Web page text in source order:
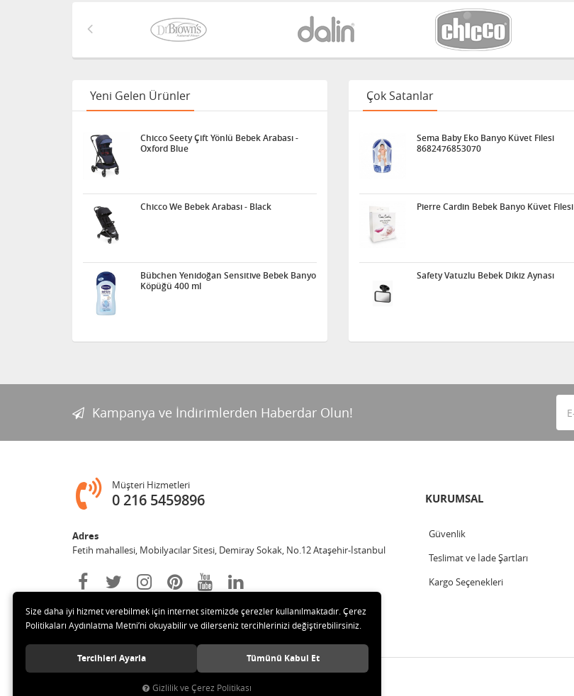
Yeni Gelen Ürünler
Chicco Seety Çift Yönlü Bebek Arabası -
Oxford Blue
Chicco We Bebek Arabası - Black
Bübchen Yenidoğan Sensitive Bebek Banyo
Köpüğü 400 ml
Çok Satanlar
Sema Baby Eko Banyo Küvet Filesi
8682476853070
Pierre Cardin Bebek Banyo Küvet Filesi
Safety Vatuzlu Bebek Dikiz Aynası
Kampanya ve İndirimlerden Haberdar Olun!
Müşteri Hizmetleri
0 216 5459896
Adres
Fetih mahallesi, Mobilyacılar Sitesi, Demiray Sokak, No.12 Ataşehir-İstanbul
KURUMSAL
Güvenlik
Teslimat ve İade Şartları
Kargo Seçenekleri
© 2020 Leylek Mağazacılık Hizmetleri Ltd. Şti. Tüm hakları saklıdır.
Size daha iyi hizmet verebilmek için internet sitemizde çerezler kullanılmaktadır. Çerez
Politikaları Aydınlatma Metni’ni okuyabilir ve dilerseniz tercihlerinizi değiştirebilirsiniz.
Tercihleri Ayarla Tümünü Kabul Et
Gizlilik ve Çerez Politikası